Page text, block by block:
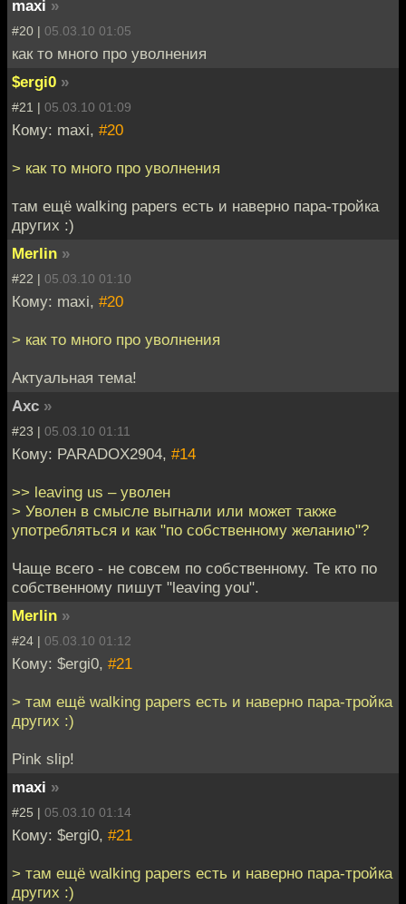
maxi »
#20 | 05.03.10 01:05
как то много про уволнения
$ergi0 »
#21 | 05.03.10 01:09
Кому: maxi, #20
> как то много про уволнения
там ещё walking papers есть и наверно пара-тройка
других :)
Merlin »
#22 | 05.03.10 01:10
Кому: maxi, #20
> как то много про уволнения
Актуальная тема!
Axc »
#23 | 05.03.10 01:11
Кому: PARADOX2904, #14
>> leaving us – уволен
> Уволен в смысле выгнали или может также
употребляться и как "по собственному желанию"?
Чаще всего - не совсем по собственному. Те кто по
собственному пишут "leaving you".
Merlin »
#24 | 05.03.10 01:12
Кому: $ergi0, #21
> там ещё walking papers есть и наверно пара-тройка
других :)
Pink slip!
maxi »
#25 | 05.03.10 01:14
Кому: $ergi0, #21
> там ещё walking papers есть и наверно пара-тройка
других :)